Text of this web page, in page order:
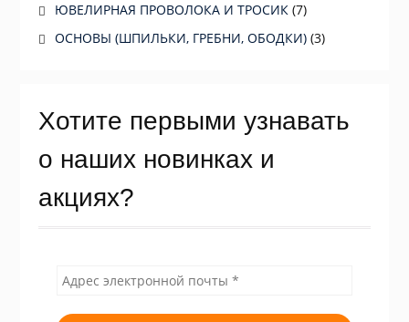
ЮВЕЛИРНАЯ ПРОВОЛОКА И ТРОСИК (7)
ОСНОВЫ (ШПИЛЬКИ, ГРЕБНИ, ОБОДКИ) (3)
Хотите первыми узнавать
о наших новинках и
акциях?